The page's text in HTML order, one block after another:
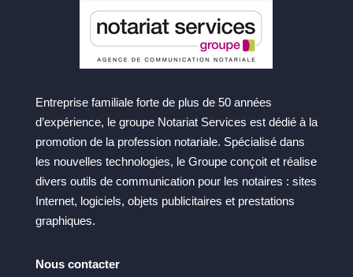
Entreprise familiale forte de plus de 50 années
d’expérience, le groupe Notariat Services est dédié à la
promotion de la profession notariale. Spécialisé dans
les nouvelles technologies, le Groupe conçoit et réalise
divers outils de communication pour les notaires : sites
Internet, logiciels, objets publicitaires et prestations
graphiques.
Nous contacter